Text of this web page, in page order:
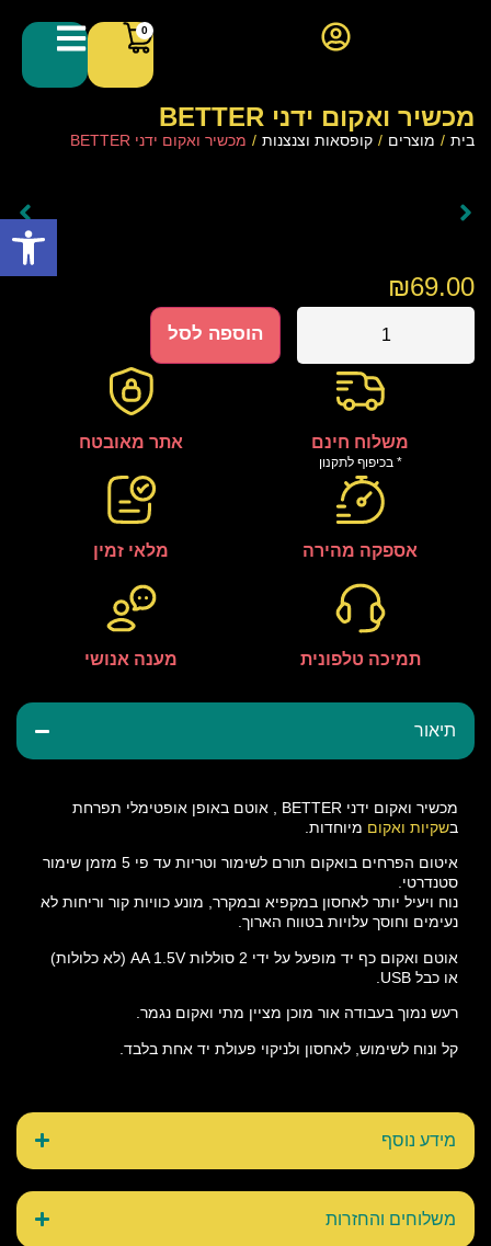
0
מכשיר ואקום ידני BETTER
בית / מוצרים / קופסאות וצנצנות / מכשיר ואקום ידני BETTER
תיאור
מכשיר ואקום ידני BETTER , אוטם באופן אופטימלי תפרחת
בשקיות ואקום מיוחדות.
איטום הפרחים בואקום תורם לשימור וטריות עד פי 5 מזמן שימור
סטנדרטי.
נוח ויעיל יותר לאחסון במקפיא ובמקרר, מונע כוויות קור וריחות לא
נעימים וחוסך עלויות בטווח הארוך.
אוטם ואקום כף יד מופעל על ידי 2 סוללות AA 1.5V (לא כלולות)
או כבל USB.
רעש נמוך בעבודה אור מוכן מציין מתי ואקום נגמר.
קל ונוח לשימוש, לאחסון ולניקוי פעולת יד אחת בלבד.
מידע נוסף
משלוחים והחזרות
₪69.00
הוספה לסל
משלוח חינם
* בכיפוף לתקנון
אתר מאובטח
אספקה מהירה מלאי זמין
תמיכה טלפונית מענה אנושי
פתח